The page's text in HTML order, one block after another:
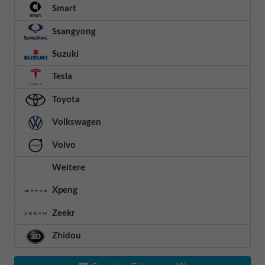
Smart
Ssangyong
Suzuki
Tesla
Toyota
Volkswagen
Volvo
Weitere
Xpeng
Zeekr
Zhidou